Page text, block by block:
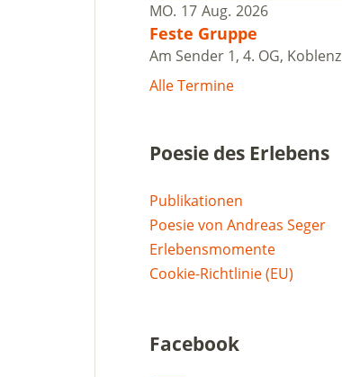
MO. 17 Aug. 2026
Feste Gruppe
Am Sender 1, 4. OG, Koblenz
Alle Termine
Poesie des Erlebens
Publikationen
Poesie von Andreas Seger
Erlebensmomente
Cookie-Richtlinie (EU)
Facebook